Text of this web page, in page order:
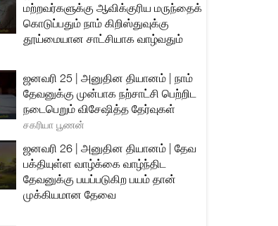
மற்றவர்களுக்கு ஆவிக்குரிய மருந்தைக்
கொடுப்பதும் நாம் கிறிஸ்துவுக்கு
தூய்மையான சாட்சியாக வாழ்வதும்
ஜனவரி 25 | அனுதின தியானம் | நாம்
தேவனுக்கு முன்பாக நற்சாட்சி பெற்றிட
நடைபெறும் விசேஷித்த தேர்வுகள்
சகரியா பூணன்
ஜனவரி 26 | அனுதின தியானம் | தேவ
பக்தியுள்ள வாழ்க்கை வாழ்ந்திட
தேவனுக்கு பயப்படுகிற பயம் தான்
முக்கியமான தேவை